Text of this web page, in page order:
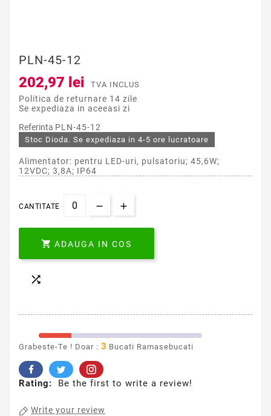
PLN-45-12
202,97 lei TVA INCLUS
Politica de returnare 14 zile
Se expediaza in aceeasi zi
Referinta PLN-45-12
Stoc Dioda. Se expediaza in 4-5 ore lucratoare
Alimentator: pentru LED-uri, pulsatoriu; 45,6W;
12VDC; 3,8A; IP64
CANTITATE
 ADAUGA IN COS

Grabeste-Te ! Doar : 3 Bucati Ramasebucati
Rating: Be the first to write a review!
Write your review